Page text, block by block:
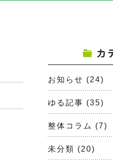
お知らせ (24)
ゆる記事 (35)
整体コラム (7)
未分類 (20)